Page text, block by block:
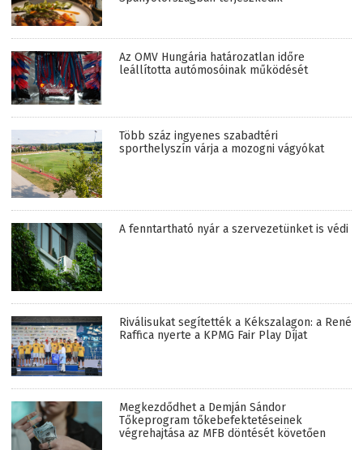
Az OMV Hungária határozatlan időre
leállította autómosóinak működését
Több száz ingyenes szabadtéri
sporthelyszín várja a mozogni vágyókat
A fenntartható nyár a szervezetünket is védi
Riválisukat segítették a Kékszalagon: a René
Raffica nyerte a KPMG Fair Play Díjat
Megkezdődhet a Demján Sándor
Tőkeprogram tőkebefektetéseinek
végrehajtása az MFB döntését követően